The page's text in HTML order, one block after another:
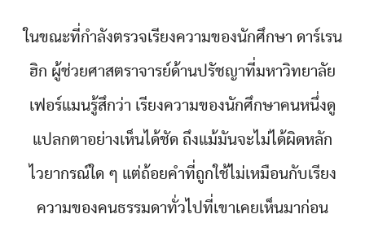
ในขณะที่กำลังตรวจเรียงความของนักศึกษา ดาร์เรน
ฮิก ผู้ช่วยศาสตราจารย์ด้านปรัชญาที่มหาวิทยาลัย
เฟอร์แมนรู้สึกว่า เรียงความของนักศึกษาคนหนึ่งดู
แปลกตาอย่างเห็นได้ชัด ถึงแม้มันจะไม่ได้ผิดหลัก
ไวยากรณ์ใด ๆ แต่ถ้อยคำที่ถูกใช้ไม่เหมือนกับเรียง
ความของคนธรรมดาทั่วไปที่เขาเคยเห็นมาก่อน